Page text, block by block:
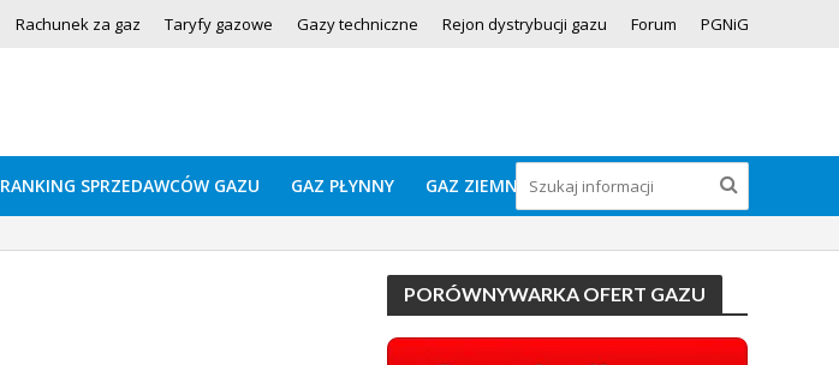
Rachunek za gaz Taryfy gazowe Gazy techniczne Rejon dystrybucji gazu Forum PGNiG
RANKING SPRZEDAWCÓW GAZU GAZ PŁYNNY GAZ ZIEMNY
PORÓWNYWARKA OFERT GAZU